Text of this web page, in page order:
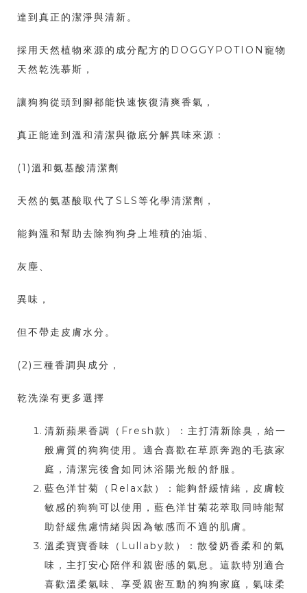
達到真正的潔淨與清新。
採用天然植物來源的成分配方的DOGGYPOTION寵物
天然乾洗慕斯，
讓狗狗從頭到腳都能快速恢復清爽香氣，
真正能達到溫和清潔與徹底分解異味來源：
(1)溫和氨基酸清潔劑
天然的氨基酸取代了SLS等化學清潔劑，
能夠溫和幫助去除狗狗身上堆積的油垢、
灰塵、
異味，
但不帶走皮膚水分。
(2)三種香調與成分，
乾洗澡有更多選擇
清新蘋果香調（Fresh款）：主打清新除臭，給一
般膚質的狗狗使用。適合喜歡在草原奔跑的毛孩家
庭，清潔完後會如同沐浴陽光般的舒服。
藍色洋甘菊（Relax款）：能夠舒緩情緒，皮膚較
敏感的狗狗可以使用，藍色洋甘菊花萃取同時能幫
助舒緩焦慮情緒與因為敏感而不適的肌膚。
溫柔寶寶香味（Lullaby款）：散發奶香柔和的氣
味，主打安心陪伴和親密感的氣息。這款特別適合
喜歡溫柔氣味、享受親密互動的狗狗家庭，氣味柔